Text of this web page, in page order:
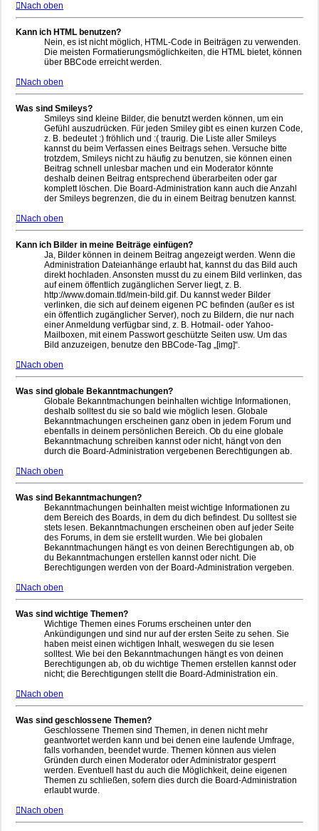
Nach oben
Kann ich HTML benutzen?
Nein, es ist nicht möglich, HTML-Code in Beiträgen zu verwenden.
Die meisten Formatierungsmöglichkeiten, die HTML bietet, können
über BBCode erreicht werden.
Nach oben
Was sind Smileys?
Smileys sind kleine Bilder, die benutzt werden können, um ein
Gefühl auszudrücken. Für jeden Smiley gibt es einen kurzen Code,
z. B. bedeutet :) fröhlich und :( traurig. Die Liste aller Smileys
kannst du beim Verfassen eines Beitrags sehen. Versuche bitte
trotzdem, Smileys nicht zu häufig zu benutzen, sie können einen
Beitrag schnell unlesbar machen und ein Moderator könnte
deshalb deinen Beitrag entsprechend überarbeiten oder gar
komplett löschen. Die Board-Administration kann auch die Anzahl
der Smileys begrenzen, die du in einem Beitrag benutzen kannst.
Nach oben
Kann ich Bilder in meine Beiträge einfügen?
Ja, Bilder können in deinem Beitrag angezeigt werden. Wenn die
Administration Dateianhänge erlaubt hat, kannst du das Bild auch
direkt hochladen. Ansonsten musst du zu einem Bild verlinken, das
auf einem öffentlich zugänglichen Server liegt, z. B.
http://www.domain.tld/mein-bild.gif. Du kannst weder Bilder
verlinken, die sich auf deinem eigenen PC befinden (außer es ist
ein öffentlich zugänglicher Server), noch zu Bildern, die nur nach
einer Anmeldung verfügbar sind, z. B. Hotmail- oder Yahoo-
Mailboxen, mit einem Passwort geschützte Seiten usw. Um das
Bild anzuzeigen, benutze den BBCode-Tag „[img]“.
Nach oben
Was sind globale Bekanntmachungen?
Globale Bekanntmachungen beinhalten wichtige Informationen,
deshalb solltest du sie so bald wie möglich lesen. Globale
Bekanntmachungen erscheinen ganz oben in jedem Forum und
ebenfalls in deinem persönlichen Bereich. Ob du eine globale
Bekanntmachung schreiben kannst oder nicht, hängt von den
durch die Board-Administration vergebenen Berechtigungen ab.
Nach oben
Was sind Bekanntmachungen?
Bekanntmachungen beinhalten meist wichtige Informationen zu
dem Bereich des Boards, in dem du dich befindest. Du solltest sie
stets lesen. Bekanntmachungen erscheinen oben auf jeder Seite
des Forums, in dem sie erstellt wurden. Wie bei globalen
Bekanntmachungen hängt es von deinen Berechtigungen ab, ob
du Bekanntmachungen erstellen kannst oder nicht. Die
Berechtigungen werden von der Board-Administration vergeben.
Nach oben
Was sind wichtige Themen?
Wichtige Themen eines Forums erscheinen unter den
Ankündigungen und sind nur auf der ersten Seite zu sehen. Sie
haben meist einen wichtigen Inhalt, weswegen du sie lesen
solltest. Wie bei den Bekanntmachungen hängt es von deinen
Berechtigungen ab, ob du wichtige Themen erstellen kannst oder
nicht; die Berechtigungen stellt die Board-Administration ein.
Nach oben
Was sind geschlossene Themen?
Geschlossene Themen sind Themen, in denen nicht mehr
geantwortet werden kann und bei denen eine laufende Umfrage,
falls vorhanden, beendet wurde. Themen können aus vielen
Gründen durch einen Moderator oder Administrator gesperrt
werden. Eventuell hast du auch die Möglichkeit, deine eigenen
Themen zu schließen, sofern dies durch die Board-Administration
erlaubt wurde.
Nach oben